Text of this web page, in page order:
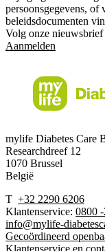
persoonsgegevens, of
beleidsdocumenten
Volg onze
Aanmelden
mylife Diabetes Care
Researchdreef 12
1070 Brussel
België
T +32 2290 6206
Klantenservice: 0800
info@mylife-
Gecoördineerd
Klantenservice en